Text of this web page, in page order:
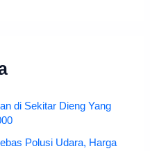
di Sekitar Dieng Yang
Polusi Udara, Harga